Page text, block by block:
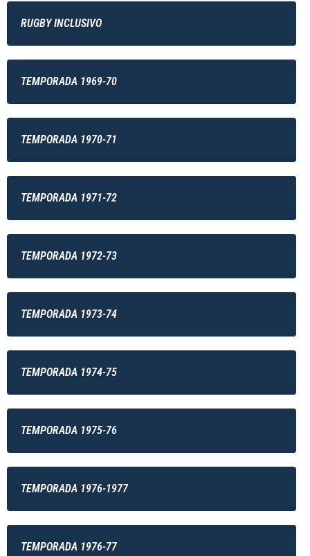
RUGBY INCLUSIVO
TEMPORADA 1969-70
TEMPORADA 1970-71
TEMPORADA 1971-72
TEMPORADA 1972-73
TEMPORADA 1973-74
TEMPORADA 1974-75
TEMPORADA 1975-76
TEMPORADA 1976-1977
TEMPORADA 1976-77